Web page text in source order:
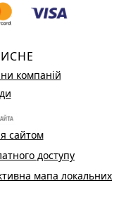
компаній
сайтом
доступу
мапа локальних